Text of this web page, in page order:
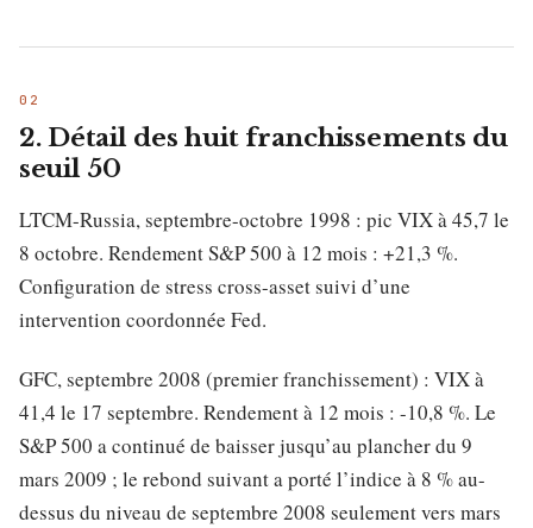
2. Détail des huit franchissements du
seuil 50
LTCM-Russia, septembre-octobre 1998 : pic VIX à 45,7 le
8 octobre. Rendement S&P 500 à 12 mois : +21,3 %.
Configuration de stress cross-asset suivi d’une
intervention coordonnée Fed.
GFC, septembre 2008 (premier franchissement) : VIX à
41,4 le 17 septembre. Rendement à 12 mois : -10,8 %. Le
S&P 500 a continué de baisser jusqu’au plancher du 9
mars 2009 ; le rebond suivant a porté l’indice à 8 % au-
dessus du niveau de septembre 2008 seulement vers mars